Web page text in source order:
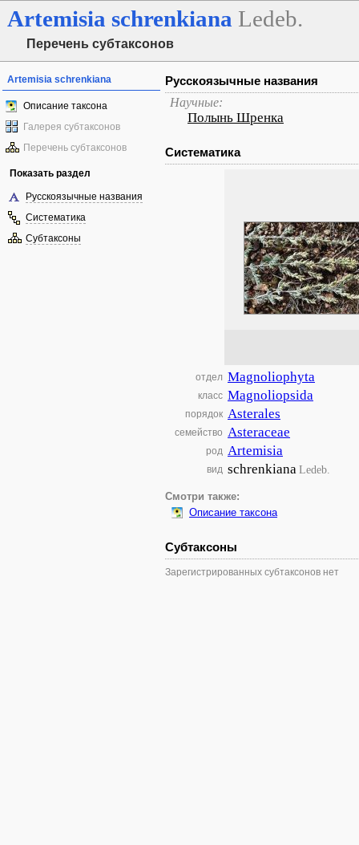
Artemisia schrenkiana Ledeb.
Перечень субтаксонов
Artemisia schrenkiana
Описание таксона
Галерея субтаксонов
Перечень субтаксонов
Показать раздел
Русскоязычные названия
Систематика
Субтаксоны
Русскоязычные названия
Научные:
Полынь Шренка
Систематика
отдел Magnoliophyta
класс Magnoliopsida
порядок Asterales
семейство Asteraceae
род Artemisia
вид schrenkianaLedeb.
Смотри также:
Описание таксона
Субтаксоны
Зарегистрированных субтаксонов нет